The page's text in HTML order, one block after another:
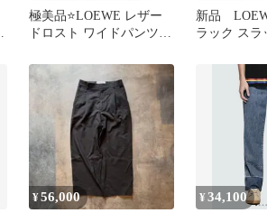
極美品⭐️LOEWE レザー
ドロスト ワイドパンツ
M
新品
ラック スラ
¥56,000 ¥34,100